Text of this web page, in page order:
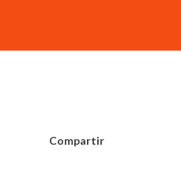
Compartir